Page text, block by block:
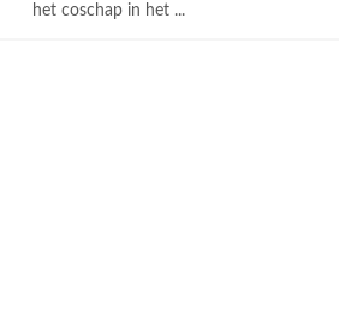
het coschap in het ...